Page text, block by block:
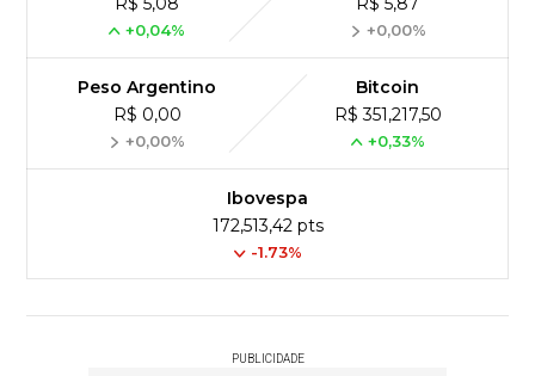
+0,04% +0,00%
Peso Argentino
R$ 0,00
+0,00%
Bitcoin
R$ 351,217,50
+0,33%
Ibovespa
172,513,42 pts
-1.73%
PUBLICIDADE